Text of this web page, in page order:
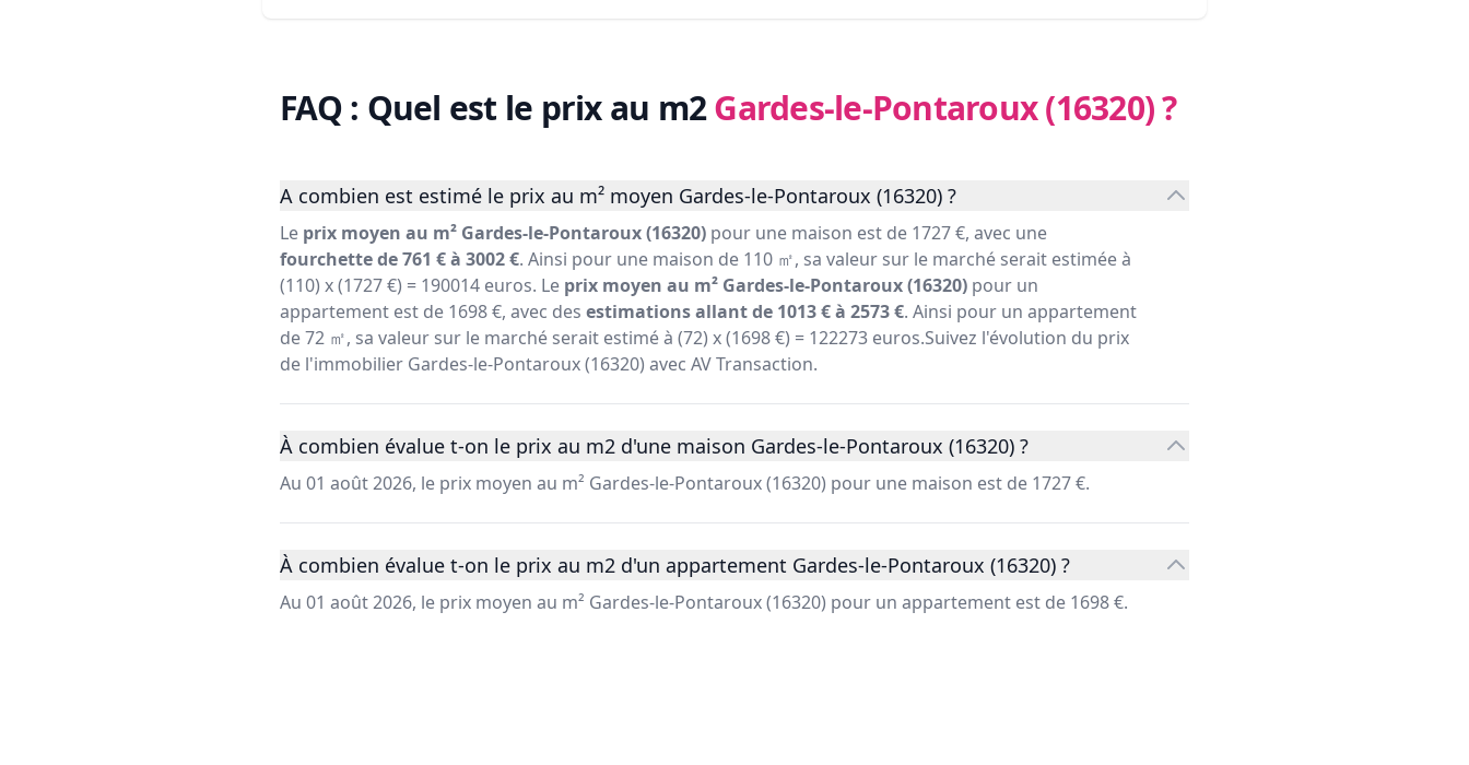
FAQ : Quel est le prix au m2Gardes-le-Pontaroux (16320)?
A combien est estimé le prix au m² moyen Gardes-le-Pontaroux (16320) ?
Le prix moyen au m² Gardes-le-Pontaroux (16320) pour une maison est de 1727 €, avec une
fourchette de 761 € à 3002 €. Ainsi pour une maison de 110 ㎡, sa valeur sur le marché serait estimée à
(110) x (1727 €) = 190014 euros. Le prix moyen au m² Gardes-le-Pontaroux (16320) pour un
appartement est de 1698 €, avec des estimations allant de 1013 € à 2573 €. Ainsi pour un appartement
de 72 ㎡, sa valeur sur le marché serait estimé à (72) x (1698 €) = 122273 euros.Suivez l'évolution du prix
de l'immobilier Gardes-le-Pontaroux (16320) avec AV Transaction.
À combien évalue t-on le prix au m2 d'une maison Gardes-le-Pontaroux (16320) ?
Au 01 août 2026, le prix moyen au m² Gardes-le-Pontaroux (16320) pour une maison est de 1727 €.
À combien évalue t-on le prix au m2 d'un appartement Gardes-le-Pontaroux (16320) ?
Au 01 août 2026, le prix moyen au m² Gardes-le-Pontaroux (16320) pour un appartement est de 1698 €.